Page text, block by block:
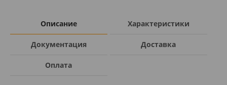
Описание Характеристики
Документация Доставка
Оплата